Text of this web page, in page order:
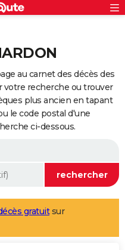
au carnet des décès des
votre recherche ou trouver
plus ancien en tapant
le code postal d'une
ci-dessous.
gratuitsur